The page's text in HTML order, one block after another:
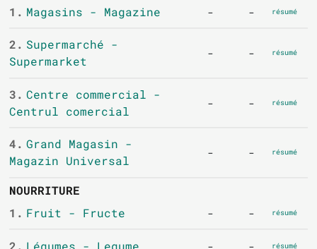
1. Magasins - Magazine - - résumé
2. Supermarché -
Supermarket
- - résumé
3. Centre commercial -
Centrul comercial
- - résumé
4. Grand Magasin -
Magazin Universal
- - résumé
NOURRITURE
1. Fruit - Fructe - - résumé
2. Légumes - Legume - - résumé